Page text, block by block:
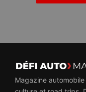
Magazine